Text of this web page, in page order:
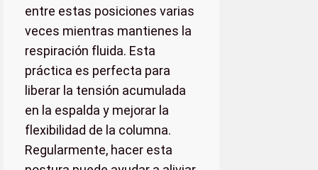
entre estas posiciones varias
veces mientras mantienes la
respiración fluida. Esta
práctica es perfecta para
liberar la tensión acumulada
en la espalda y mejorar la
flexibilidad de la columna.
Regularmente, hacer esta